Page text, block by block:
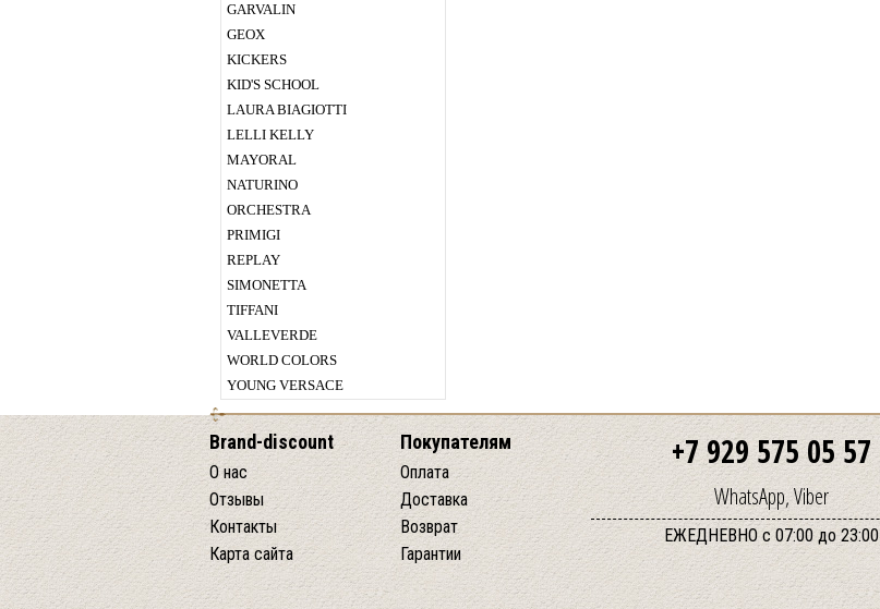
GARVALIN
GEOX
KICKERS
KID'S SCHOOL
LAURA BIAGIOTTI
LELLI KELLY
MAYORAL
NATURINO
ORCHESTRA
PRIMIGI
REPLAY
SIMONETTA
TIFFANI
VALLEVERDE
WORLD COLORS
YOUNG VERSACE
Brand-discount
О нас
Отзывы
Контакты
Карта сайта
Покупателям
Оплата
Доставка
Возврат
Гарантии
+7 929 575 05 57
WhatsApp, Viber
ЕЖЕДНЕВНО с 07:00 до 23:00